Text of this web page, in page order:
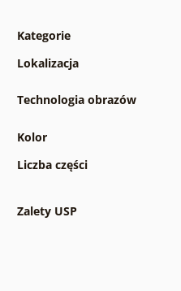
Kategorie
Lokalizacja
Technologia obrazów
Kolor
Liczba części
Zalety USP